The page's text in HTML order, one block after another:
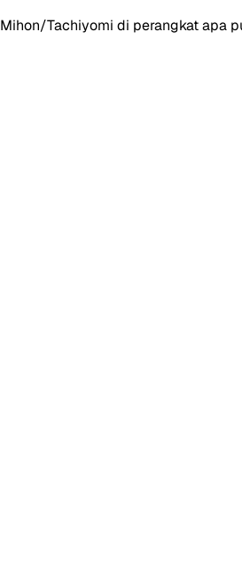
Tachiyomi di perangkat apa